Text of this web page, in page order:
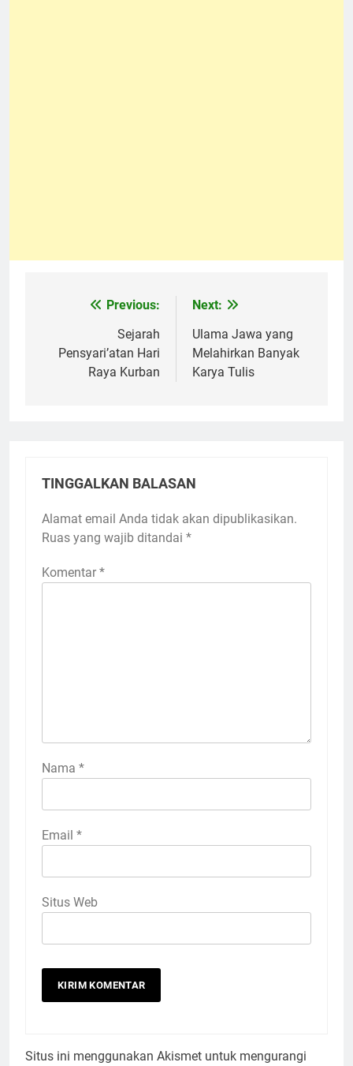
NavigasiPrevious:
Sejarah
Pensyari’atan Hari
Raya Kurban
Next:
Ulama Jawa yang
Melahirkan Banyak
Karya Tulis
TINGGALKAN BALASAN
Alamat email Anda tidak akan dipublikasikan.
Ruas yang wajib ditandai *
Komentar *
Nama *
Email *
Situs Web
Situs ini menggunakan Akismet untuk mengurangi